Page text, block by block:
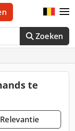
Zoeken
te
Relevantie